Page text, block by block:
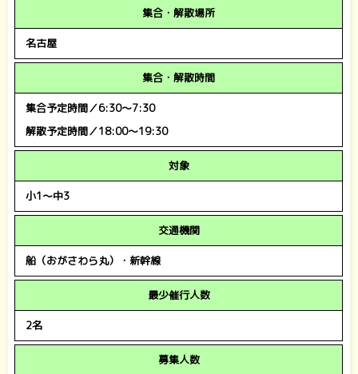
集合・解散場所
名古屋
集合・解散時間
集合予定時間／6:30～7:30
解散予定時間／18:00～19:30
対象
小1～中3
交通機関
船（おがさわら丸）・新幹線
最少催行人数
2名
募集人数